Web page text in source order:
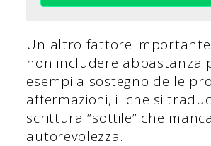
Un altro fattore
non includere abbastanza
esempi a sostegno delle
affermazioni, il che si
scrittura “sottile” che
autorevolezza.